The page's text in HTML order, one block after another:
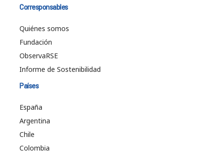
Corresponsables
Quiénes somos
Fundación
ObservaRSE
Informe de Sostenibilidad
Países
España
Argentina
Chile
Colombia